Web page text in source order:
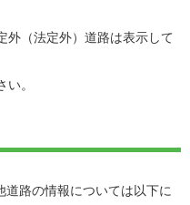
（法定外）道路は表示して
。
路の情報については以下に